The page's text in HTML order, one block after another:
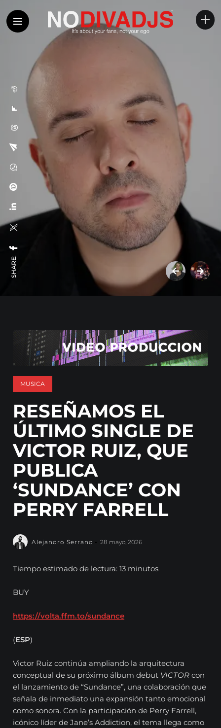
SHARE:
MUSICA
RESEÑAMOS EL
ÚLTIMO SINGLE DE
VICTOR RUIZ, QUE
PUBLICA
‘SUNDANCE’ CON
PERRY FARRELL
Alejandro Serrano 28 mayo, 2026
Tiempo estimado de lectura: 13 minutos
BUY
https://volta.ffm.to/sundance
(ESP)
Victor Ruiz continúa ampliando la arquitectura
conceptual de su próximo álbum debut VICTOR con
el lanzamiento de “Sundance”, una colaboración que
señala de inmediato una expansión tanto emocional
como sonora. Con la participación de Perry Farrell,
icónico líder de Jane’s Addiction, el tema llega como